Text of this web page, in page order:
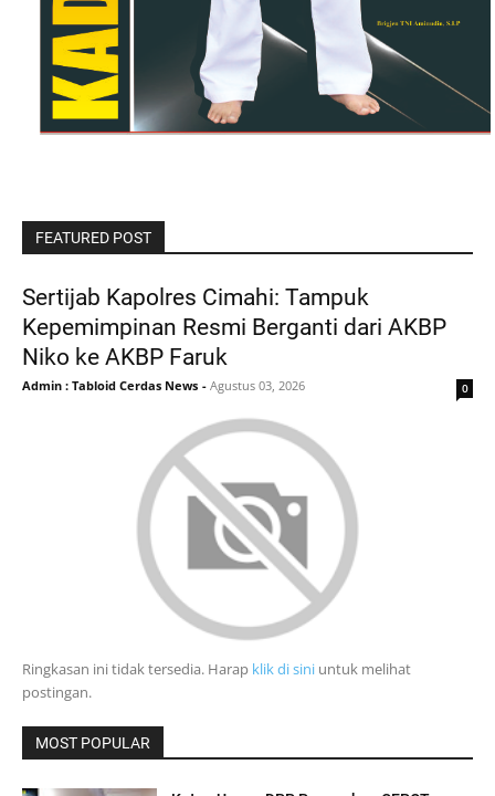
FEATURED POST
Sertijab Kapolres Cimahi: Tampuk
Kepemimpinan Resmi Berganti dari AKBP
Niko ke AKBP Faruk
Admin : Tabloid Cerdas News - Agustus 03, 2026 0
Ringkasan ini tidak tersedia. Harap klik di sini untuk melihat
postingan.
MOST POPULAR